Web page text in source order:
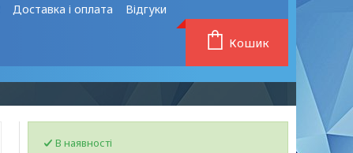
Доставка і оплата Відгуки
Кошик
В наявності